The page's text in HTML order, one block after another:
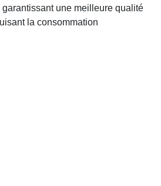
une meilleure qualité
la consommation